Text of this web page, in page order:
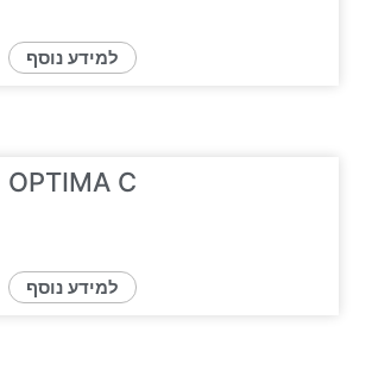
למידע נוסף
OPTIMA C
למידע נוסף